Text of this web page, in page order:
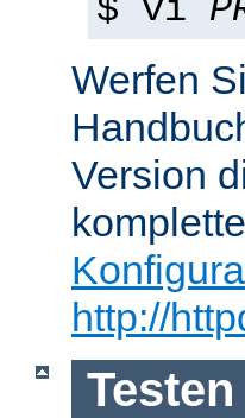
$ vi
Werfen
Version
http://
Testen